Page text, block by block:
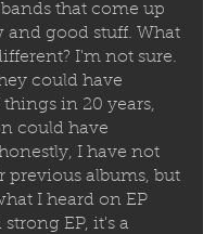
that come up
and good stuff. What
I'm not sure.
could have
in 20 years,
could have
I have not
previous albums, but
I heard on EP
strong EP, it's a